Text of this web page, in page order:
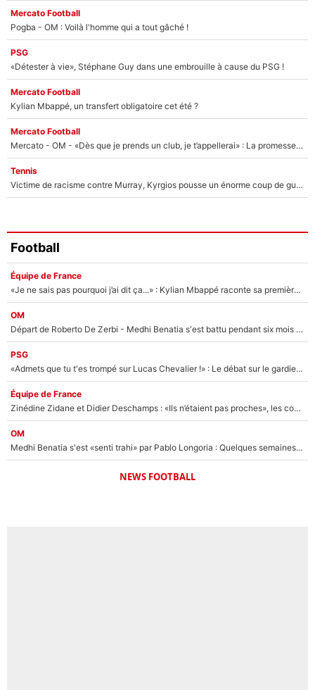
Mercato Football
Pogba - OM : Voilà l'homme qui a tout gâché !
PSG
«Détester à vie», Stéphane Guy dans une embrouille à cause du PSG !
Mercato Football
Kylian Mbappé, un transfert obligatoire cet été ?
Mercato Football
Mercato - OM - «Dès que je prends un club, je t’appellerai» : La promesse de Marcelino au moment de claquer la porte
Tennis
Victime de racisme contre Murray, Kyrgios pousse un énorme coup de gueule !
Football
Équipe de France
«Je ne sais pas pourquoi j’ai dit ça...» : Kylian Mbappé raconte sa première rencontre avec Zinédine Zidane (et c’est très drôle)
OM
Départ de Roberto De Zerbi - Medhi Benatia s'est battu pendant six mois pour le retenir à l'OM, le PSG a été le naufrage de trop : «Je pars avec toi»
PSG
«Admets que tu t'es trompé sur Lucas Chevalier !» : Le débat sur le gardien du PSG vire au clash à l'After Foot
Équipe de France
Zinédine Zidane et Didier Deschamps : «Ils n’étaient pas proches», les confidences d’un membre de l’équipe de France 1998 sur leur relation spéciale
OM
Medhi Benatia s'est «senti trahi» par Pablo Longoria : Quelques semaines après son départ, l'ancien directeur de football de l'OM règle ses comptes
NEWS FOOTBALL